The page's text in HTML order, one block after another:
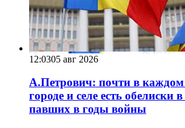
12:0305 авг 2026
А.Петрович: почти в
городе и селе есть обелиски
павших в годы войны